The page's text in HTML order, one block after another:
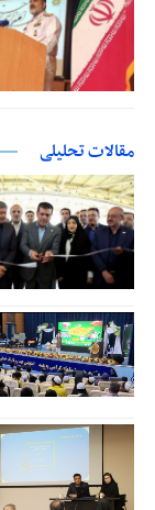
مقالات تحلیلی